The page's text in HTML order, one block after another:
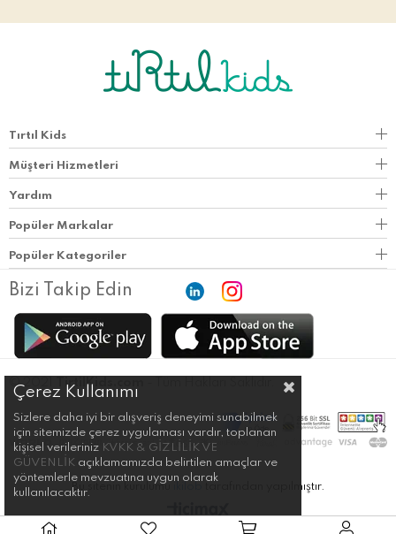
Tırtıl Kids
Müşteri Hizmetleri
Yardım
Popüler Markalar
Popüler Kategoriler
Bizi Takip Edin
© 2021 TirtilKids.com
Bu sitenin kurulumu tarafından yapılmıştır.
Çerez Kullanımı
Sizlere daha iyi bir alışveriş deneyimi sunabilmek
için sitemizde çerez uygulaması vardır, toplanan
kişisel verileriniz KVKK & GİZLİLİK VE
GÜVENLİK açıklamamızda belirtilen amaçlar ve
yöntemlerle mevzuatına uygun olarak
kullanılacaktır.